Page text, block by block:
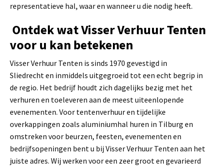
representatieve hal, waar en wanneer u die nodig heeft.
Ontdek wat Visser Verhuur Tenten
voor u kan betekenen
Visser Verhuur Tenten is sinds 1970 gevestigd in
Sliedrecht en inmiddels uitgegroeid tot een echt begrip in
de regio. Het bedrijf houdt zich dagelijks bezig met het
verhuren en toeleveren aan de meest uiteenlopende
evenementen. Voor tentenverhuur en tijdelijke
overkappingen zoals aluminiumhal huren in Tilburg en
omstreken voor beurzen, feesten, evenementen en
bedrijfsopeningen bent u bij Visser Verhuur Tenten aan het
juiste adres. Wij werken voor een zeer groot en gevarieerd